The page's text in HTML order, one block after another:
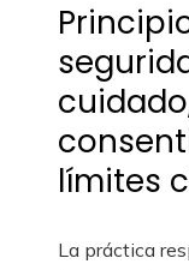
límites
La práctica